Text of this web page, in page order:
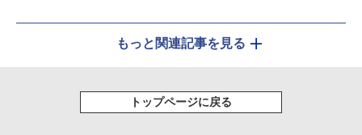
もっと関連記事を見る
トップページに戻る